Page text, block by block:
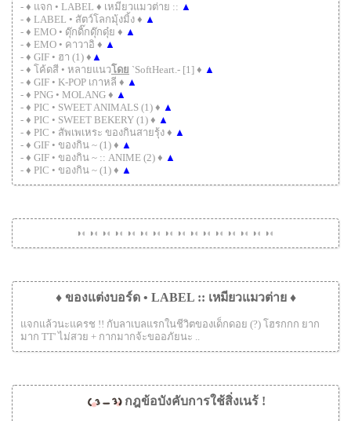
- ♦ แจก • LABEL ♦ เหมียวแมวต่าย :: ▲
- ♦ LABEL • สัตว์โลกมุ้งมิ้ง ♦ ▲
- ♦ EMO • ดุ๊กดิ๊กดุ๊กดุ๋ย ♦ ▲
- ♦ EMO • คาวาอิ ♦ ▲
- ♦ GIF • ฮา (1) ♦ ▲
- ♦ โค้ดสี • หลายแนวโดย `SoftHeart.- [1] ♦ ▲
- ♦ GIF • K-POP เกาหลี ♦ ▲
- ♦ PNG • MOLANG ♦ ▲
- ♦ PIC • SWEET ANIMALS (1) ♦ ▲
- ♦ PIC • SWEET BEKERY (1) ♦ ▲
- ♦ PIC • สัพเพเหระ ของกินสายรุ้ง ♦ ▲
- ♦ GIF • ของกิน ~ (1) ♦ ▲
- ♦ GIF • ของกิน ~ :: ANIME (2) ♦ ▲
- ♦ PIC • ของกิน ~ (1) ♦ ▲
◑◐ ◑◐ ◑◐ ◑◐ ◑◐ ◑◐ ◑◐ ◑◐ ◑◐ ◑◐ ◑◐ ◑◐ ◑◐ ◑◐ ◑◐ ◑◐
♦ ของแต่งบอร์ด • LABEL :: เหมียวแมวต่าย ♦
แจกแล้วนะแครช !! กับลาเบลแรกในชีวิตของเด็กดอย (?) โฮรกกก ยาก
มาก TT' ไม่สวย + กากมากจ้ะขออภัยนะ ..
กฎข้อบังคับการใช้สิ่งเนร้ !